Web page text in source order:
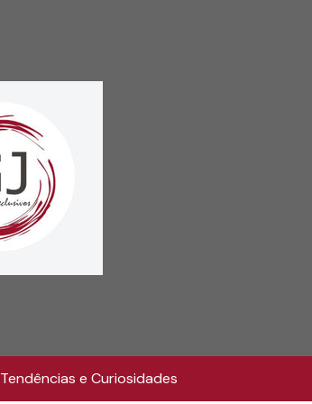
Tendências e Curiosidades